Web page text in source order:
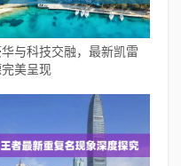
与科技交融，最新凯雷
美呈现